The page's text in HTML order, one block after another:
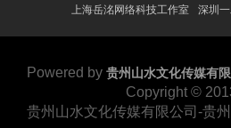
上海岳洺网络科技工作室
深圳
Powered by 贵州山水文化传媒有
Copyright ©
贵州山水文化传媒有限公司-贵